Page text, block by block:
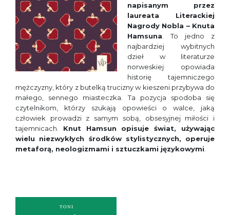
napisanym przez
laureata Literackiej
Nagrody Nobla – Knuta
Hamsuna. To jedno z
najbardziej wybitnych
dzieł w literaturze
norweskiej opowiada
historię tajemniczego
mężczyzny, który z butelką trucizny w kieszeni przybywa do
małego, sennego miasteczka. Ta pozycja spodoba się
czytelnikom, którzy szukają opowieści o walce, jaką
człowiek prowadzi z samym sobą, obsesyjnej miłości i
tajemnicach. Knut Hamsun opisuje świat, używając
wielu niezwykłych środków stylistycznych, operuje
metaforą, neologizmami i sztuczkami językowymi.